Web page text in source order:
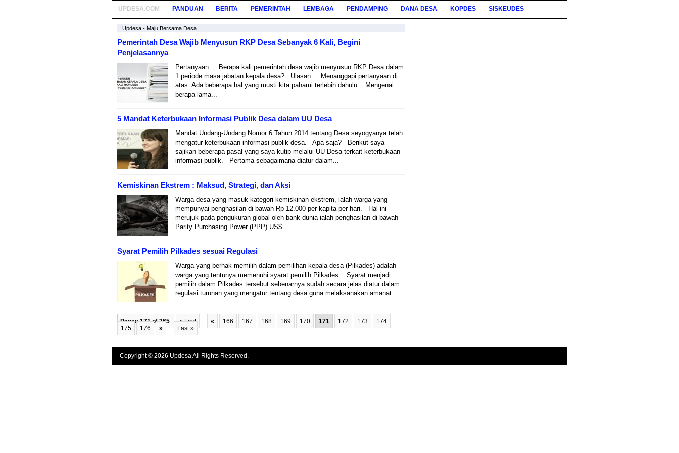
UPDESA.COM PANDUAN BERITA PEMERINTAH LEMBAGA PENDAMPING DANA DESA KOPDES SISKEUDES
Updesa - Maju Bersama Desa
Pemerintah Desa Wajib Menyusun RKP Desa Sebanyak 6 Kali, Begini
Penjelasannya
Pertanyaan : Berapa kali pemerintah desa wajib menyusun RKP Desa dalam
1 periode masa jabatan kepala desa? Ulasan : Menanggapi pertanyaan di
atas. Ada beberapa hal yang musti kita pahami terlebih dahulu. Mengenai
berapa lama...
5 Mandat Keterbukaan Informasi Publik Desa dalam UU Desa
Mandat Undang-Undang Nomor 6 Tahun 2014 tentang Desa seyogyanya telah
mengatur keterbukaan informasi publik desa. Apa saja? Berikut saya
sajikan beberapa pasal yang saya kutip melalui UU Desa terkait keterbukaan
informasi publik. Pertama sebagaimana diatur dalam...
Kemiskinan Ekstrem : Maksud, Strategi, dan Aksi
Warga desa yang masuk kategori kemiskinan ekstrem, ialah warga yang
mempunyai penghasilan di bawah Rp 12.000 per kapita per hari. Hal ini
merujuk pada pengukuran global oleh bank dunia ialah penghasilan di bawah
Parity Purchasing Power (PPP) US$...
Syarat Pemilih Pilkades sesuai Regulasi
Warga yang berhak memilih dalam pemilihan kepala desa (Pilkades) adalah
warga yang tentunya memenuhi syarat pemilih Pilkades. Syarat menjadi
pemilih dalam Pilkades tersebut sebenarnya sudah secara jelas diatur dalam
regulasi turunan yang mengatur tentang desa guna melaksanakan amanat...
Pages 171 of 265: « First ... « 166 167 168 169 170 171 172 173
174
175
176 » ... Last »
Copyright © 2026 Updesa All Rights Reserved.